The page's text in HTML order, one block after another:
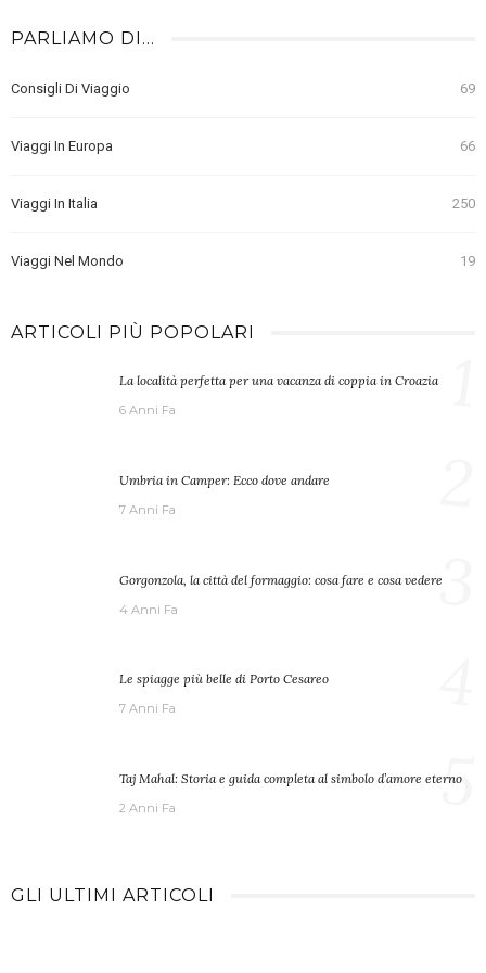
PARLIAMO DI…
Consigli Di Viaggio 69
Viaggi In Europa 66
Viaggi In Italia 250
Viaggi Nel Mondo 19
ARTICOLI PIÙ POPOLARI
La località perfetta per una vacanza di coppia in Croazia
6 Anni Fa
Umbria in Camper: Ecco dove andare
7 Anni Fa
Gorgonzola, la città del formaggio: cosa fare e cosa vedere
4 Anni Fa 3
Le spiagge più belle di Porto Cesareo
7 Anni Fa
Taj Mahal: Storia e guida completa al simbolo d’amore eterno
2 Anni Fa 5
GLI ULTIMI ARTICOLI